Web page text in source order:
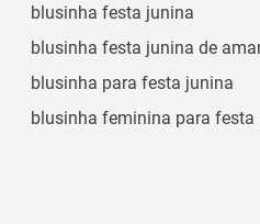
blusinha festa junina
blusinha festa junina de
blusinha para festa junina
blusinha feminina para festa